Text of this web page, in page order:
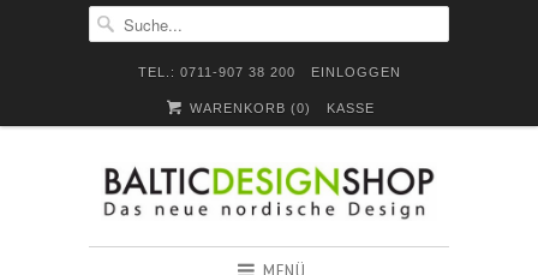
TEL.: 0711-907 38 200 EINLOGGEN
WARENKORB (0) KASSE
MENÜ